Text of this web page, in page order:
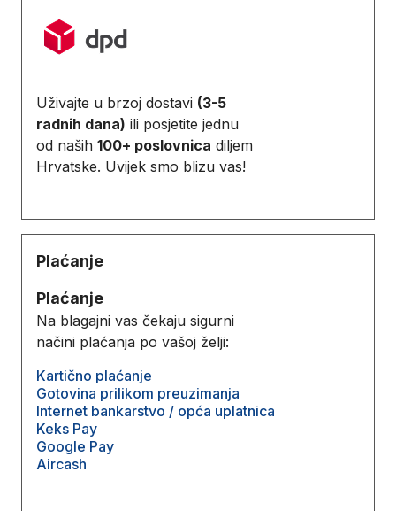
Uživajte u brzoj dostavi (3-5
radnih dana) ili posjetite jednu
od naših 100+ poslovnica diljem
Hrvatske. Uvijek smo blizu vas!
Plaćanje
Plaćanje
Na blagajni vas čekaju sigurni
načini plaćanja po vašoj želji:
Kartično plaćanje
Gotovina prilikom preuzimanja
Internet bankarstvo / opća uplatnica
Keks Pay
Google Pay
Aircash